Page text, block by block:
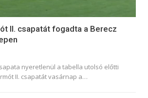
II. csapatát fogadta a Berecz
nyeretlenül a tabella utolsó előtti
II. csapatát vasárnap a…